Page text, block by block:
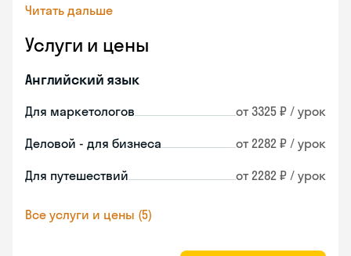
Читать дальше
Услуги и цены
Английский язык
Для маркетологов от 3325 ₽ / урок
Деловой - для бизнеса от 2282 ₽ / урок
Для путешествий от 2282 ₽ / урок
Все услуги и цены (5)